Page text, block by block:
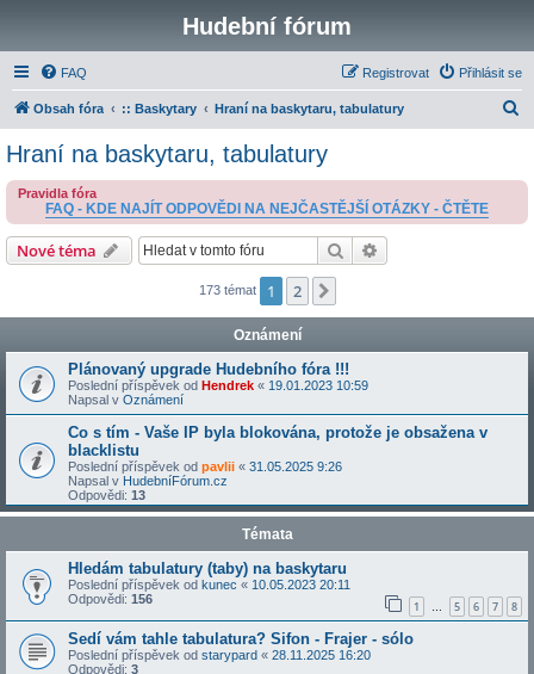
Hudební fórum
FAQ Přihlásit se
Registrovat
Obsah fóra :: Baskytary Hraní na baskytaru, tabulatury
a
Hraní na baskytaru, tabulatury
Pravidla fóra
FAQ - KDE NAJÍT ODPOVĚDI NA NEJČASTĚJŠÍ OTÁZKY - ČTĚTE
Nové téma Hledat
173 témat 1 2
Oznámení
Plánovaný upgrade Hudebního fóra !!!
Poslední příspěvek od Hendrek « 19.01.2023 10:59
Napsal v Oznámení
Co s tím - Vaše IP byla blokována, protože je obsažena v
blacklistu
Poslední příspěvek od pavlii « 31.05.2025 9:26
Napsal v HudebníFórum.cz
Odpovědi: 13
Témata
Hledám tabulatury (taby) na baskytaru
Poslední příspěvek od kunec « 10.05.2023 20:11
Odpovědi: 156 1 … 5 6 7 8
Sedí vám tahle tabulatura? Sifon - Frajer - sólo
Poslední příspěvek od starypard « 28.11.2025 16:20
Odpovědi: 3